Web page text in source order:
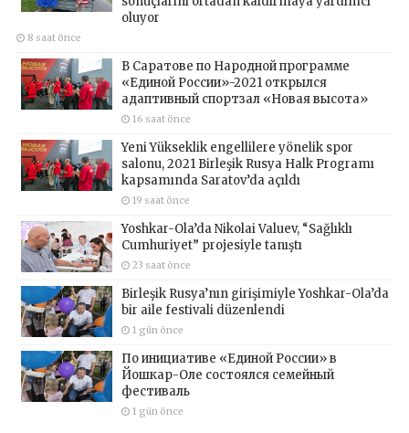
oluyor
8 saat önce
В Саратове по Народной программе
«Единой России»-2021 открылся
адаптивный спортзал «Новая высота»
16 saat önce
Yeni Yükseklik engellilere yönelik spor
salonu, 2021 Birleşik Rusya Halk Programı
kapsamında Saratov’da açıldı
19 saat önce
Yoshkar-Ola’da Nikolai Valuev, “Sağlıklı
Cumhuriyet” projesiyle tanıştı
23 saat önce
Birleşik Rusya’nın girişimiyle Yoshkar-Ola’da
bir aile festivali düzenlendi
1 gün önce
По инициативе «Единой России» в
Йошкар-Оле состоялся семейный
фестиваль
1 gün önce